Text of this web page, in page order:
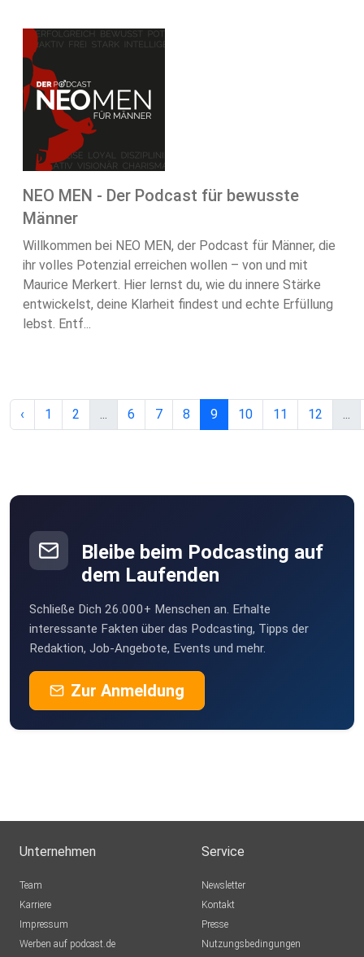
NEO MEN - Der Podcast für bewusste
Männer
Willkommen bei NEO MEN, der Podcast für Männer, die
ihr volles Potenzial erreichen wollen – von und mit
Maurice Merkert. Hier lernst du, wie du innere Stärke
entwickelst, deine Klarheit findest und echte Erfüllung
lebst. Entf...
‹ 1 2 ... 6 7 8 9 10 11 12 ...
Bleibe beim Podcasting auf
dem Laufenden
Schließe Dich 26.000+ Menschen an. Erhalte
interessante Fakten über das Podcasting, Tipps der
Redaktion, Job-Angebote, Events und mehr.
Zur Anmeldung
Unternehmen
Team
Karriere
Impressum
Werben auf podcast.de
Service
Newsletter
Kontakt
Presse
Nutzungsbedingungen